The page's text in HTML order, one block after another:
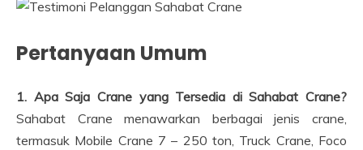
Pertanyaan Umum
1. Apa Saja Crane yang Tersedia di Sahabat Crane?
Sahabat Crane menawarkan berbagai jenis crane,
termasuk Mobile Crane 7 – 250 ton, Truck Crane, Foco